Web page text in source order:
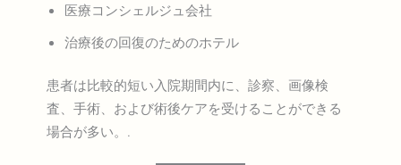
医療コンシェルジュ会社
治療後の回復のためのホテル
患者は比較的短い入院期間内に、診察、画像検
査、手術、および術後ケアを受けることができる
場合が多い。.